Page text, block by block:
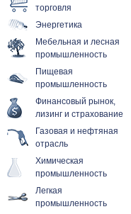
торговля
Энергетика
Мебельная и лесная
промышленность
Пищевая
промышленность
Финансовый рынок,
лизинг и страхование
Газовая и нефтяная
отрасль
Химическая
промышленность
Легкая
промышленность